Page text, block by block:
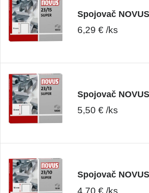
Spojovač
6,29 € /ks
Spojovač
5,50 € /ks
Spojovač
4,70 € /ks